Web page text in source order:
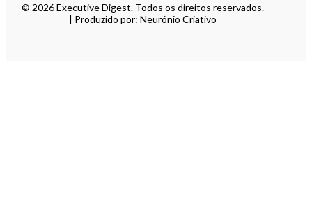
© 2026 Executive Digest. Todos os direitos reservados.
| Produzido por: Neurónio Criativo